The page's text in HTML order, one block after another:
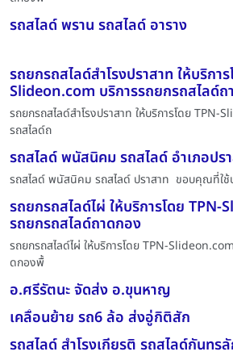
รถสไลด์ พราน รถสไลด์ อาราง
รถยกรถสไลด์สำโรงปราสาท ให้บริกา
Slideon.com บริการรถยกรถสไลด์ถ
รถยกรถสไลด์สำโรงปราสาท ให้บริการโดย TPN-
รถสไลด์ถ
รถสไลด์ พนัสนิคม รถสไลด์ อำเภอปร
รถสไลด์ พนัสนิคม รถสไลด์ ปราสาท ขอบคุณที่ใช้
รถยกรถสไลด์ไผ่ ให้บริการโดย
รถยกรถสไลด์ถาดกอง
รถยกรถสไลด์ไผ่ ให้บริการโดย TPN-
ดกองพื้
อ.ศรีรัตนะ จัดส่ง อ.ขุนหาญ
เคลื่อนย้าย รถ6 ล้อ ส่งอู่กิติสัก
รถสไลด์ สำโรงเกียรติ รถสไลด์กันทร